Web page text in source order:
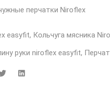
перчатки Niroflex
easyfit, Кольчуга мясника
руки niroflex easyfit,